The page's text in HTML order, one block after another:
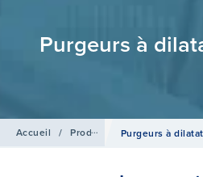
Purgeurs à
Accueil / Produits / Purgeurs de
Purgeurs à